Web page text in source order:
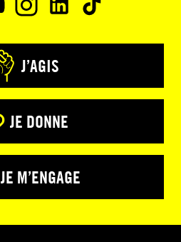
J’AGIS
JE DONNE
JE M’ENGAGE